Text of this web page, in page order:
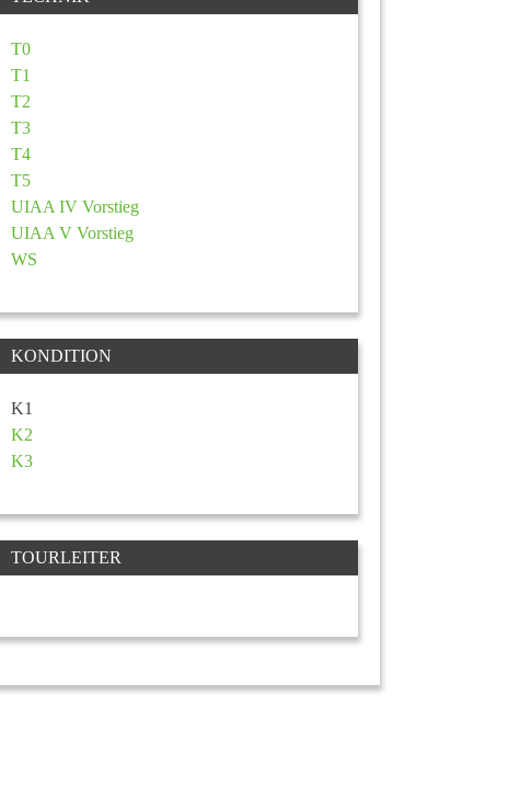
T0
T1
T2
T3
T4
T5
UIAA IV Vorstieg
UIAA V Vorstieg
WS
KONDITION
K1
K2
K3
TOURLEITER